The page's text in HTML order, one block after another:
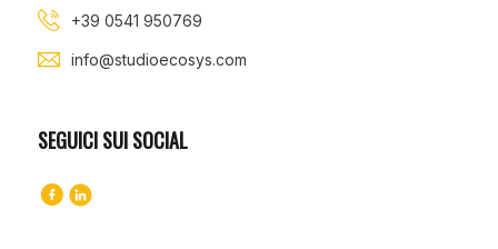
+39 0541 950769
info@studioecosys.com
SEGUICI SUI SOCIAL